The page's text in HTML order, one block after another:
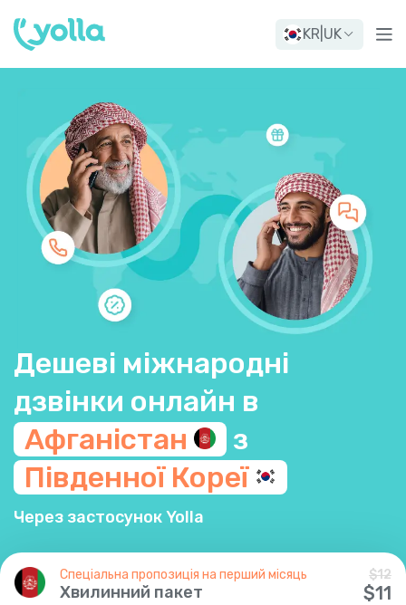
KR UK
Дешеві міжнародні
дзвінки онлайн в
Афганістан
з
Південної Кореї
Через застосунок Yolla
Спеціальна пропозиція на перший місяць
Хвилинний пакет
$12
$11